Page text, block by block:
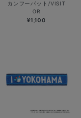
カンフーバット/VISIT
OR
¥1,100